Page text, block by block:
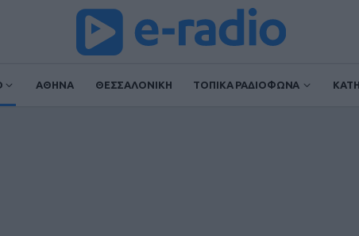
ΑΘΗΝΑ ΘΕΣΣΑΛΟΝΙΚΗ ΤΟΠΙΚΑ ΡΑΔΙΟΦΩΝΑ